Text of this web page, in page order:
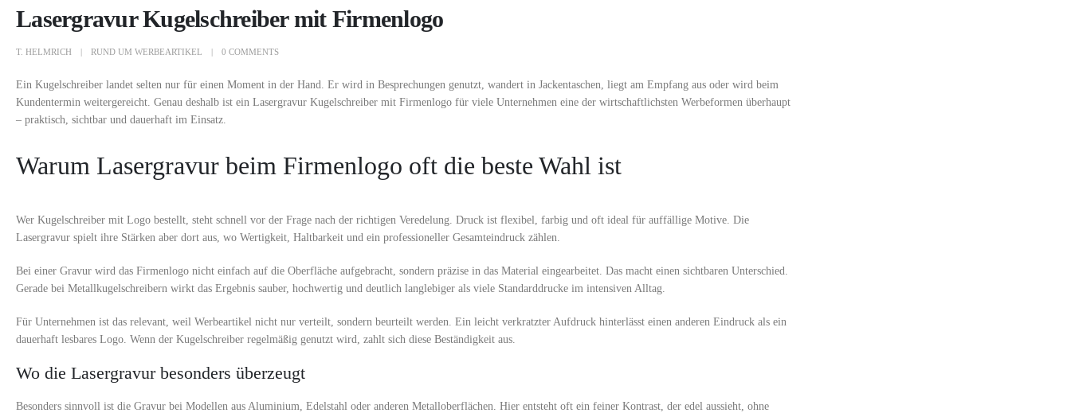
Lasergravur Kugelschreiber mit Firmenlogo
T. HELMRICH RUND UM WERBEARTIKEL 0 COMMENTS
Ein Kugelschreiber landet selten nur für einen Moment in der Hand. Er wird in Besprechungen genutzt, wandert in Jackentaschen, liegt am Empfang aus oder wird beim
Kundentermin weitergereicht. Genau deshalb ist ein Lasergravur Kugelschreiber mit Firmenlogo für viele Unternehmen eine der wirtschaftlichsten Werbeformen überhaupt
– praktisch, sichtbar und dauerhaft im Einsatz.
Warum Lasergravur beim Firmenlogo oft die beste Wahl ist
Wer Kugelschreiber mit Logo bestellt, steht schnell vor der Frage nach der richtigen Veredelung. Druck ist flexibel, farbig und oft ideal für auffällige Motive. Die
Lasergravur spielt ihre Stärken aber dort aus, wo Wertigkeit, Haltbarkeit und ein professioneller Gesamteindruck zählen.
Bei einer Gravur wird das Firmenlogo nicht einfach auf die Oberfläche aufgebracht, sondern präzise in das Material eingearbeitet. Das macht einen sichtbaren Unterschied.
Gerade bei Metallkugelschreibern wirkt das Ergebnis sauber, hochwertig und deutlich langlebiger als viele Standarddrucke im intensiven Alltag.
Für Unternehmen ist das relevant, weil Werbeartikel nicht nur verteilt, sondern beurteilt werden. Ein leicht verkratzter Aufdruck hinterlässt einen anderen Eindruck als ein
dauerhaft lesbares Logo. Wenn der Kugelschreiber regelmäßig genutzt wird, zahlt sich diese Beständigkeit aus.
Wo die Lasergravur besonders überzeugt
Besonders sinnvoll ist die Gravur bei Modellen aus Aluminium, Edelstahl oder anderen Metalloberflächen. Hier entsteht oft ein feiner Kontrast, der edel aussieht, ohne